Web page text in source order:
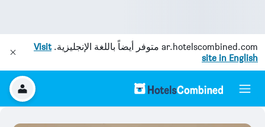
ar.hotelscombined.com متوفر أيضاً باللغة الإنجليزية.Visit
site in English